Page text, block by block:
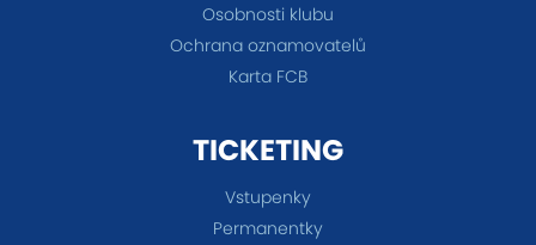
Osobnosti klubu
Ochrana oznamovatelů
Karta FCB
TICKETING
Vstupenky
Permanentky